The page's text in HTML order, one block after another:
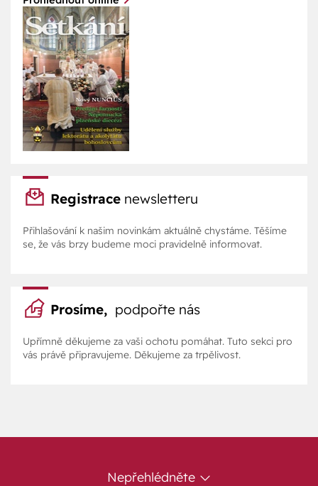
Registrace newsletteru
Přihlašování k našim novinkám aktuálně chystáme. Těšíme
se, že vás brzy budeme moci pravidelně informovat.
Prosíme, podpořte nás
Upřímně děkujeme za vaši ochotu pomáhat. Tuto sekci pro
vás právě připravujeme. Děkujeme za trpělivost.
Nepřehlédněte